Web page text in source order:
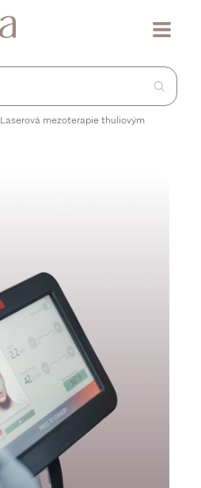
Laserová mezoterapie thuliovým